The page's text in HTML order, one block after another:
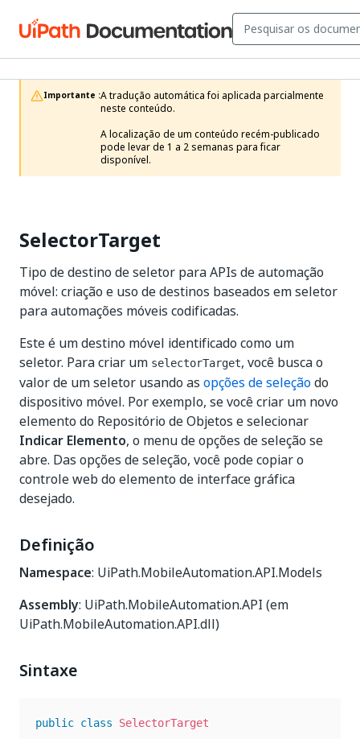
Importante :A tradução automática foi aplicada parcialmente
neste conteúdo.
A localização de um conteúdo recém-publicado
pode levar de 1 a 2 semanas para ficar
disponível.
SelectorTarget
Tipo de destino de seletor para APIs de automação
móvel: criação e uso de destinos baseados em seletor
para automações móveis codificadas.
Este é um destino móvel identificado como um
seletor. Para criar um selectorTarget, você busca o
valor de um seletor usando as opções de seleçãodo
dispositivo móvel. Por exemplo, se você criar um novo
elemento do Repositório de Objetos e selecionar
Indicar Elemento, o menu de opções de seleção se
abre. Das opções de seleção, você pode copiar o
controle web do elemento de interface gráfica
desejado.
Definição
Namespace: UiPath.MobileAutomation.API.Models
Assembly: UiPath.MobileAutomation.API (em
UiPath.MobileAutomation.API.dll)
Sintaxe
public class SelectorTarget